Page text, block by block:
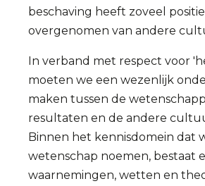
beschaving heeft zoveel
overgenomen van andere
In verband met respect voor
moeten we een wezenlijk
maken tussen de
resultaten en de andere
Binnen het kennisdomein dat
wetenschap noemen, bestaat
waarnemingen, wetten en